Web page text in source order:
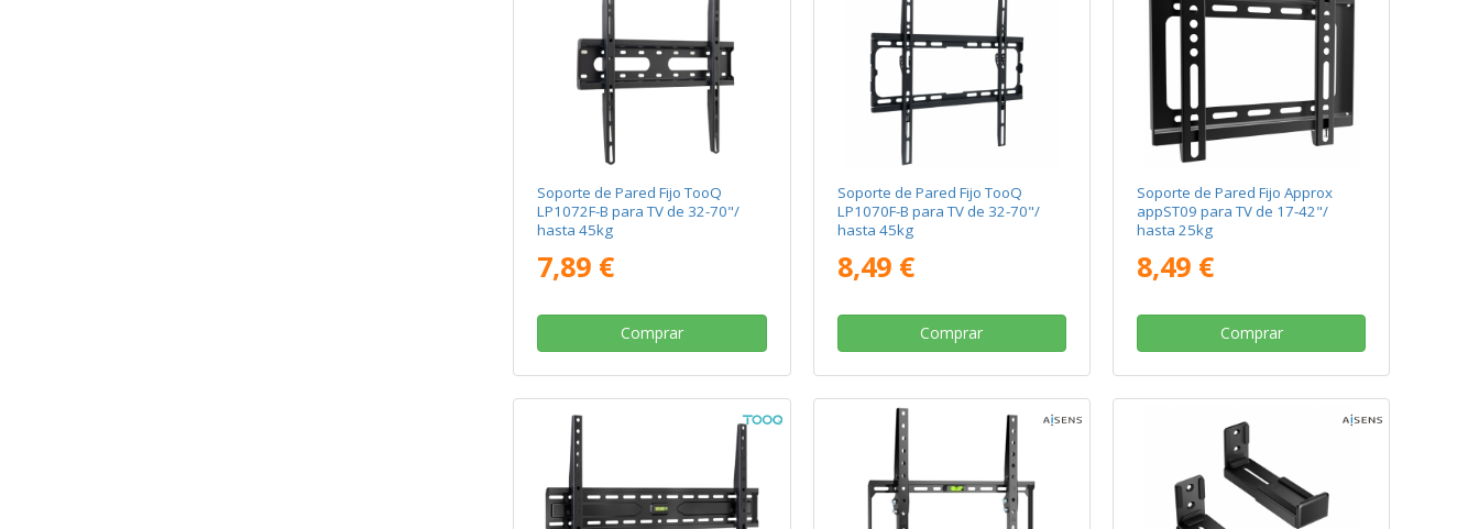
Soporte de Pared Fijo TooQ
LP1072F-B para TV de 32-70"/
hasta 45kg
7,89 €
Comprar
Soporte de Pared Fijo TooQ
LP1070F-B para TV de 32-70"/
hasta 45kg
8,49 €
Comprar
Soporte de Pared Fijo Approx
appST09 para TV de 17-42"/
hasta 25kg
8,49 €
Comprar